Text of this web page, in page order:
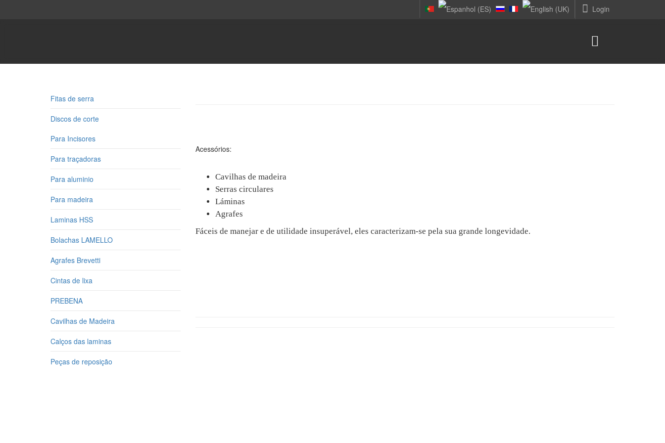
Login
Fitas de serra
Discos de corte
Para Incisores
Para traçadoras
Para aluminio
Para madeira
Laminas HSS
Bolachas LAMELLO
Agrafes Brevetti
Cintas de lixa
PREBENA
Cavilhas de Madeira
Calços das laminas
Peças de reposição
Acessórios:
Cavilhas de madeira
Serras circulares
Láminas
Agrafes
Fáceis de manejar e de utilidade insuperável, eles caracterizam-se pela sua grande longevidade.